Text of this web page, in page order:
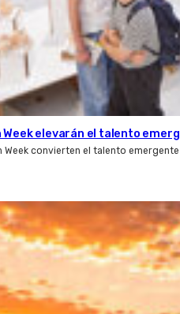
Week elevarán el talento
Week convierten el talento